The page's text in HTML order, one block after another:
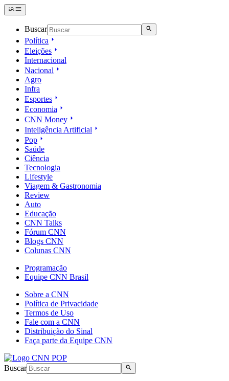
Buscar
Política
Eleições
Internacional
Nacional
Agro
Infra
Esportes
Economia
CNN Money
Inteligência Artificial
Pop
Saúde
Ciência
Tecnologia
Lifestyle
Viagem & Gastronomia
Review
Auto
Educação
CNN Talks
Fórum CNN
Blogs CNN
Colunas CNN
Programação
Equipe CNN Brasil
Sobre a CNN
Política de Privacidade
Termos de Uso
Fale com a CNN
Distribuição do Sinal
Faça parte da Equipe CNN
Buscar